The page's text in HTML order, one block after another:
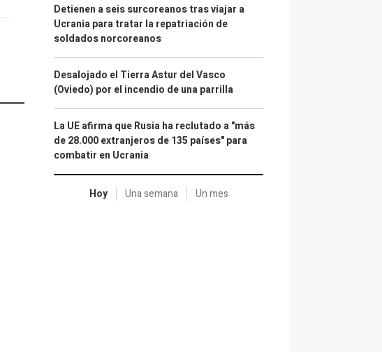
Detienen a seis surcoreanos tras viajar a
Ucrania para tratar la repatriación de
soldados norcoreanos
Desalojado el Tierra Astur del Vasco
(Oviedo) por el incendio de una parrilla
La UE afirma que Rusia ha reclutado a "más
de 28.000 extranjeros de 135 países" para
combatir en Ucrania
Hoy Una semana Un mes